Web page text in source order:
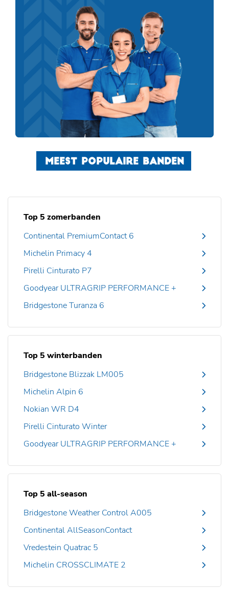
MEEST POPULAIRE BANDEN
Top 5 zomerbanden
Continental PremiumContact 6
Michelin Primacy 4
Pirelli Cinturato P7
Goodyear ULTRAGRIP PERFORMANCE +
Bridgestone Turanza 6
Top 5 winterbanden
Bridgestone Blizzak LM005
Michelin Alpin 6
Nokian WR D4
Pirelli Cinturato Winter
Goodyear ULTRAGRIP PERFORMANCE +
Top 5 all-season
Bridgestone Weather Control A005
Continental AllSeasonContact
Vredestein Quatrac 5
Michelin CROSSCLIMATE 2